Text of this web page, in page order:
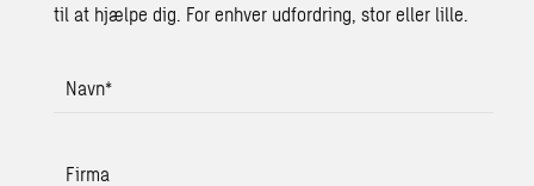
til at hjælpe dig. For enhver udfordring, stor eller lille.
Navn*
Firma